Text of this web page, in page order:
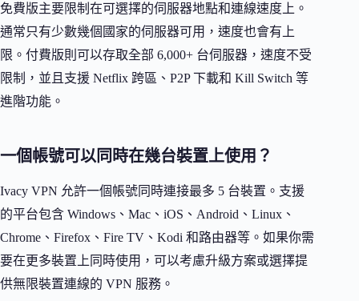
免費版主要限制在可選擇的伺服器地點和連線速度上。
通常只有少數幾個國家的伺服器可用，速度也會有上
限。付費版則可以存取全部 6,000+ 台伺服器，速度不受
限制，並且支援 Netflix 跨區、P2P 下載和 Kill Switch 等
進階功能。
一個帳號可以同時在幾台裝置上使用？
Ivacy VPN 允許一個帳號同時連接最多 5 台裝置。支援
的平台包含 Windows、Mac、iOS、Android、Linux、
Chrome、Firefox、Fire TV、Kodi 和路由器等。如果你需
要在更多裝置上同時使用，可以考慮升級方案或選擇提
供無限裝置連線的 VPN 服務。